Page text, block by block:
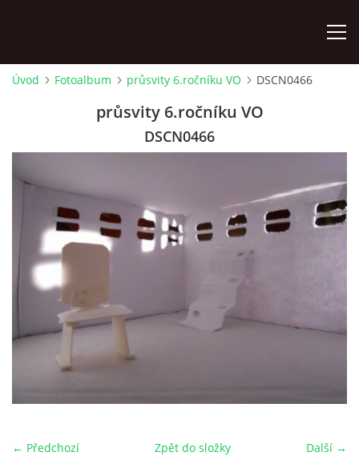
ZAMĚSTNANCI
HUDEBNÍ OBOR
SOUBORY
VÝTVARNÝ OBOR
Úvod Fotoalbum průsvity 6.ročníku VO DSCN0466
průsvity 6.ročníku VO
DSCN0466
← Předchozí Další →
Zpět do složky